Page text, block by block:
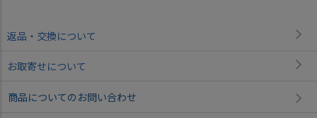
返品・交換について
お取寄せについて
商品についてのお問い合わせ